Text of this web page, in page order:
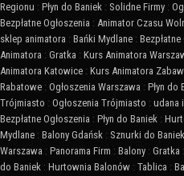
Regionu : Płyn do Baniek : Solidne Firmy :
Bezpłatne Ogłoszenia : Animator Czasu
sklep animatora : Bańki Mydlane : Bezpłatne
Animatora : Gratka : Kurs Animatora
Animatora Katowice : Kurs Animatora Zabaw
Rabatowe : Ogłoszenia Warszawa : Płyn do
Trójmiasto : Ogłoszenia Trójmiasto : udana
Bezpłatne Ogłoszenia : Płyn do Baniek :
Mydlane : Balony Gdańsk : Sznurki do Baniek
Warszawa : Panorama Firm : Balony : Gratka :
do Baniek : Hurtownia Balonów : Tablica :